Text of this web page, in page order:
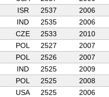
ISR 2537
2006
IND 2535
2006
CZE 2533
2010
POL 2527
2007
POL 2526
2007
IND 2525
2009
POL 2525
2008
USA 2525
2006